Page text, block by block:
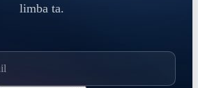
limba ta.